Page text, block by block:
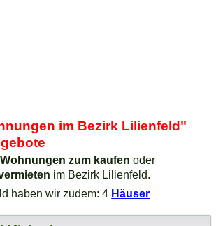
im Bezirk Lilienfeld"
Wohnungen zum kaufen oder
im Bezirk Lilienfeld.
haben wir zudem: 4 Häuser